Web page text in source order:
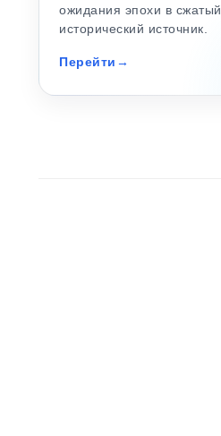
ожидания эпохи в сжатый
исторический источник.
Перейти